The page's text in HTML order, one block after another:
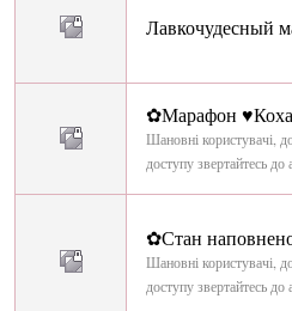
Лавкочудесный
✿Марафон
Шановні користувачі,
доступу звертайтесь до
✿Стан
Шановні користувачі,
доступу звертайтесь до